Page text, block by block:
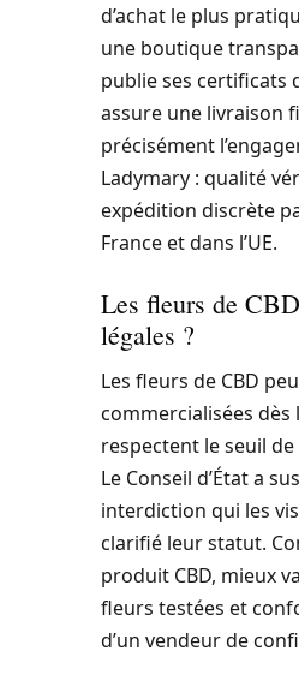
d’achat le plus
une boutique
publie ses certificats
assure une livraison
précisément
Ladymary : qualité
expédition discrète
France et dans l’UE.
Les fleurs de
légales ?
Les fleurs de CBD
commercialisées dès
respectent le seuil de
Le Conseil d’État a
interdiction qui les
clarifié leur statut.
produit CBD, mieux
fleurs testées et
d’un vendeur de